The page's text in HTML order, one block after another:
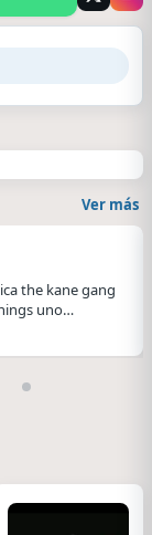
Ver más
the kane gang
uno…